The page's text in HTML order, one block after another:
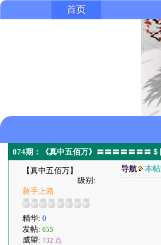
首页
074期：《真中五佰万》〓〓〓〓〓〓〓
【真中五佰万】
级别:
新手上路
精华:0
发帖:655
威望:732 点
导航 本